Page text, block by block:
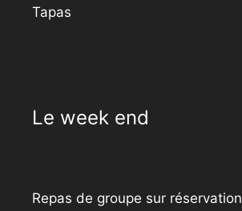
Tapas
Le week end
Repas de groupe sur réservation